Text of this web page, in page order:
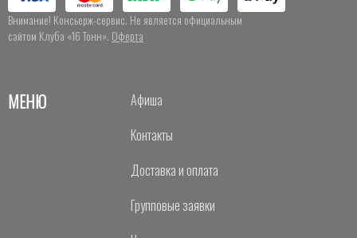
Внимание! Консьерж-сервис. Не является официальным
сайтом Клуба «16 Тонн». Оферта
МЕНЮ
Афиша
Контакты
Доставка и оплата
Групповые заявки